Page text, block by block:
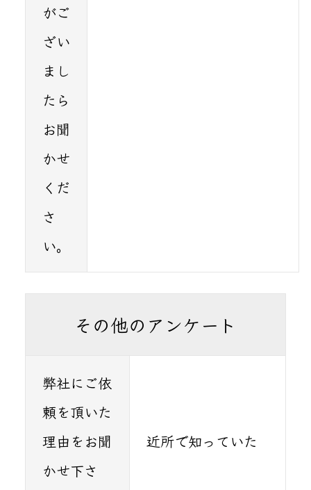
がご
ざい
まし
たら
お聞
かせ
くだ
さ
い。
その他のアンケート
弊社にご依
頼を頂いた
理由をお聞
かせ下さ
近所で知っていた